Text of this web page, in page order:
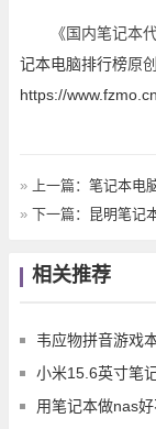
《国内笔记本
记本电脑排行榜原
https://
» 上一篇： 笔记本电
» 下一篇： 昆明笔记
相关推荐
韦应物拼音游戏
小米15.6英寸笔
用笔记本做nas